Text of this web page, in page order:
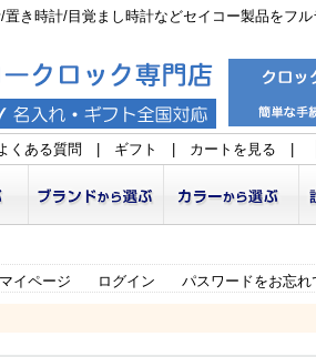
き時計/目覚まし時計などセイコー製品をフル
くある質問 ギフト カートを見る
マイページ ログイン パスワードをお忘れ